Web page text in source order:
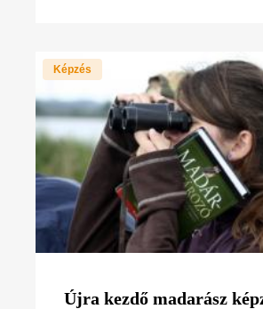
Képzés
Újra kezdő madarász